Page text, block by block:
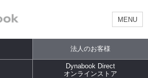
MENU
法人のお客様
Dynabook Direct
オンラインストア